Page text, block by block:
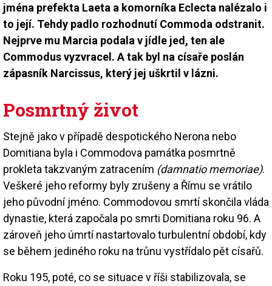
jména prefekta Laeta a komorníka Eclecta nalézalo i
to její. Tehdy padlo rozhodnutí Commoda odstranit.
Nejprve mu Marcia podala v jídle jed, ten ale
Commodus vyzvracel. A tak byl na císaře poslán
zápasník Narcissus, který jej uškrtil v lázni.
Posmrtný život
Stejně jako v případě despotického Nerona nebo
Domitiana byla i Commodova památka posmrtně
prokleta takzvaným zatracením (damnatio memoriae).
Veškeré jeho reformy byly zrušeny a Římu se vrátilo
jeho původní jméno. Commodovou smrtí skončila vláda
dynastie, která započala po smrti Domitiana roku 96. A
zároveň jeho úmrtí nastartovalo turbulentní období, kdy
se během jediného roku na trůnu vystřídalo pět císařů.
Roku 195, poté, co se situace v říši stabilizovala, se